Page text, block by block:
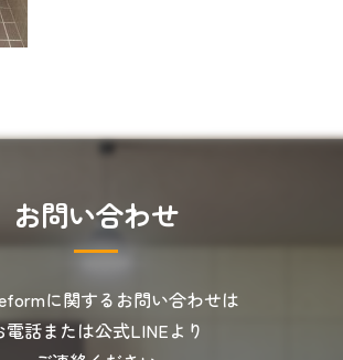
お問い合わせ
に関するお問い合わせは
電話または公式LINEより